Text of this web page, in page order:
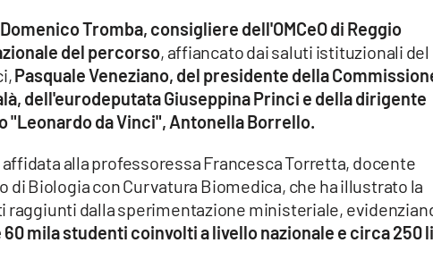
Domenico Tromba, consigliere dell'OMCeO di Reggio
del percorso, affiancato dai saluti istituzionali del
Pasquale Veneziano, del presidente della
dell'eurodeputata Giuseppina Princi e della dirigente
da Vinci", Antonella Borrello.
alla professoressa Francesca Torretta, docente
di Biologia con Curvatura Biomedica, che ha illustrato la
dalla sperimentazione ministeriale,
mila studenti coinvolti a livello nazionale e circa 250